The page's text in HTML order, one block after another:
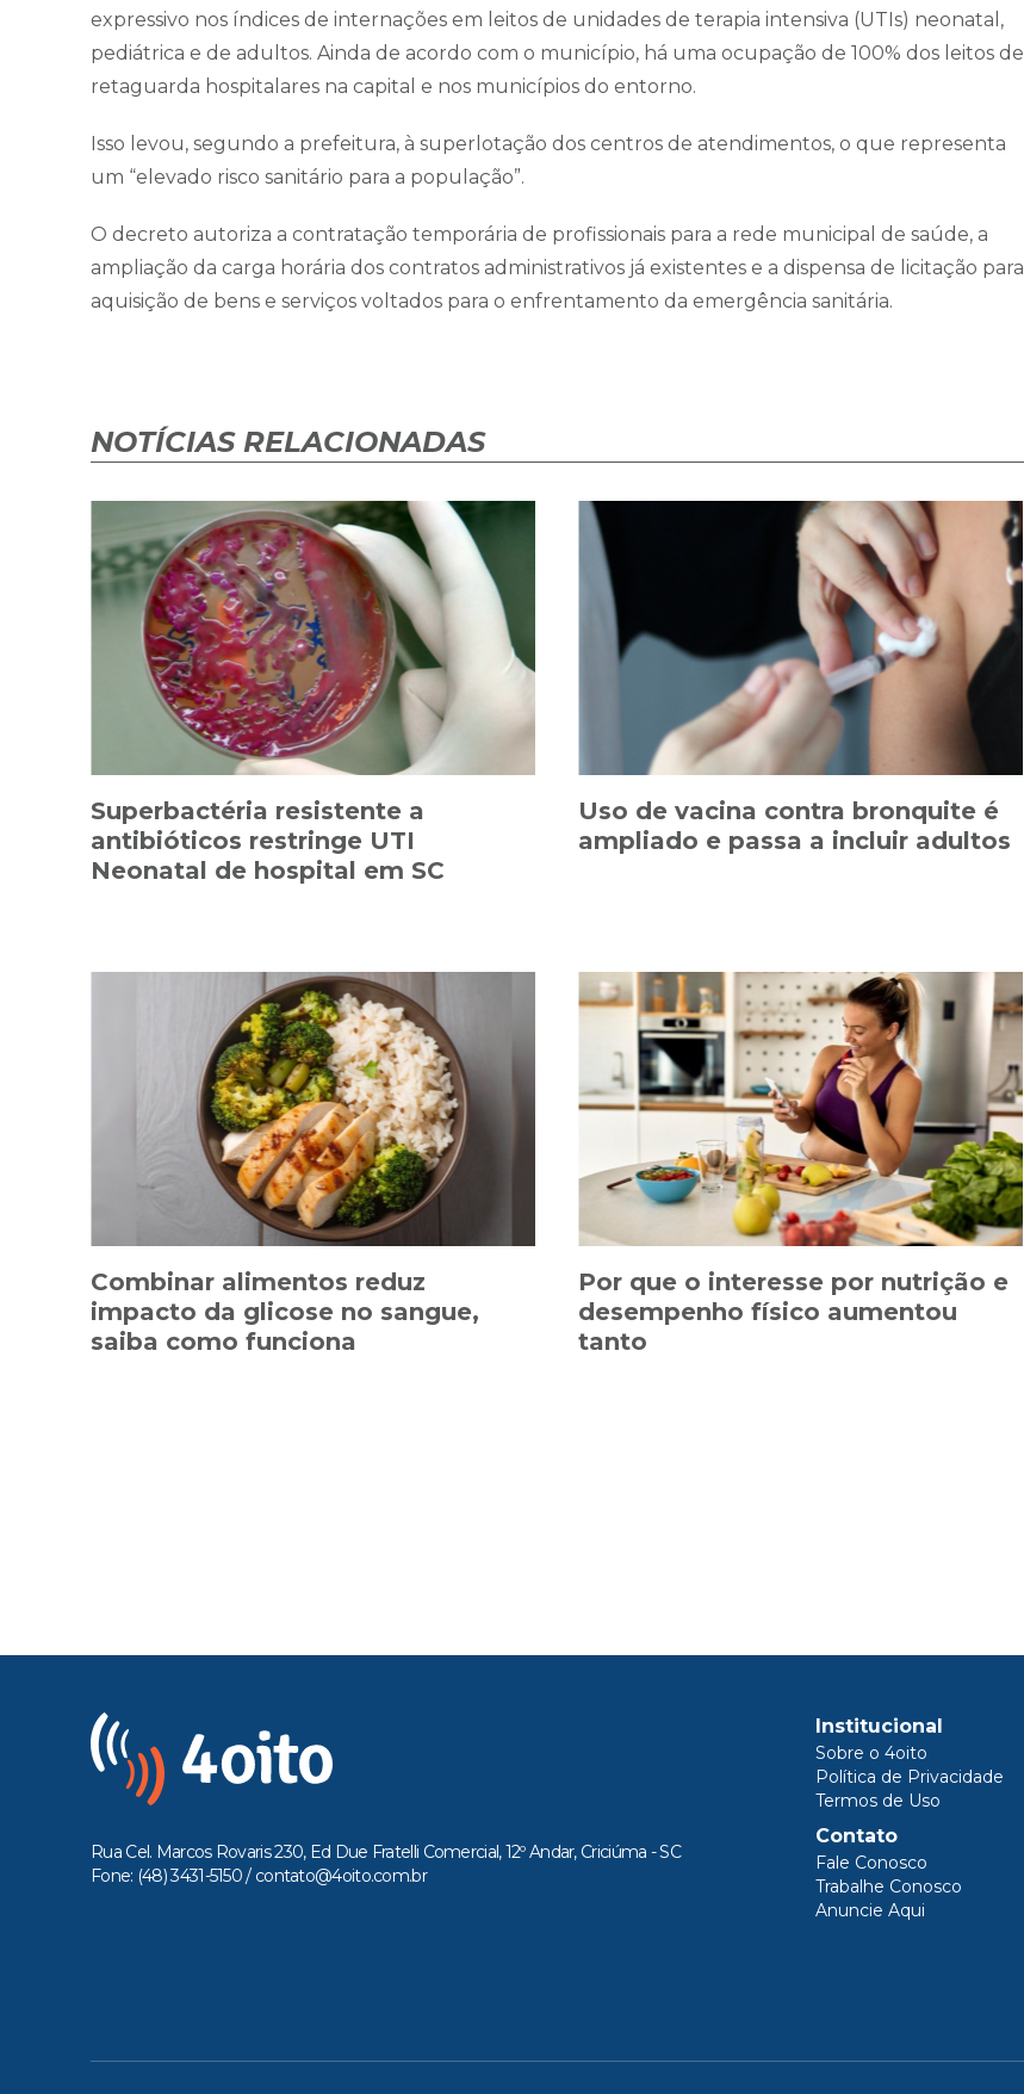
expressivo nos índices de internações em leitos de unidades de terapia intensiva (UTIs) neonatal,
pediátrica e de adultos. Ainda de acordo com o município, há uma ocupação de 100% dos leitos de
retaguarda hospitalares na capital e nos municípios do entorno.
Isso levou, segundo a prefeitura, à superlotação dos centros de atendimentos, o que representa
um “elevado risco sanitário para a população”.
O decreto autoriza a contratação temporária de profissionais para a rede municipal de saúde, a
ampliação da carga horária dos contratos administrativos já existentes e a dispensa de licitação para
aquisição de bens e serviços voltados para o enfrentamento da emergência sanitária.
NOTÍCIAS RELACIONADAS
Superbactéria resistente a
antibióticos restringe UTI
Neonatal de hospital em SC
Uso de vacina contra bronquite é
ampliado e passa a incluir adultos
Combinar alimentos reduz
impacto da glicose no sangue,
saiba como funciona
Por que o interesse por nutrição e
desempenho físico aumentou
tanto
Rua Cel. Marcos Rovaris 230, Ed Due Fratelli Comercial, 12º Andar, Criciúma - SC
Fone: (48) 3431-5150 / contato@4oito.com.br
Institucional
Sobre o 4oito
Política de Privacidade
Termos de Uso
Contato
Fale Conosco
Trabalhe Conosco
Anuncie Aqui